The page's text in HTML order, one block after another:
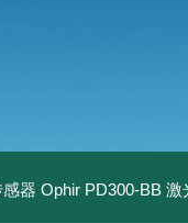
器 Ophir PD300-BB